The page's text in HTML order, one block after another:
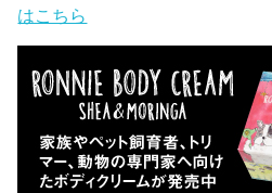
はこちら